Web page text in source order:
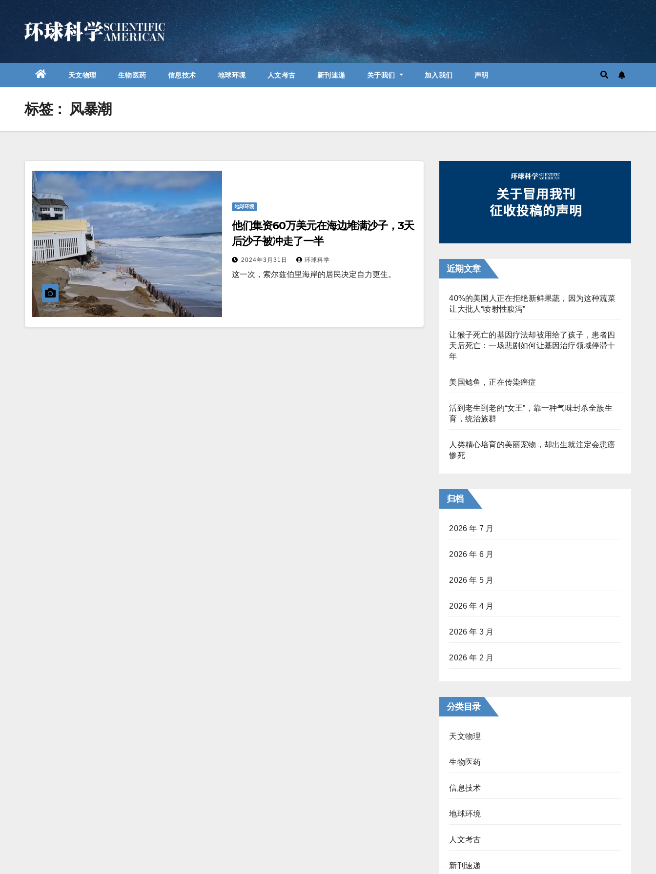
天文物理 生物医药 信息技术 地球环境 人文考古 新刊速递 关于我们 加入我们 声明
标签： 风暴潮
地球环境
他们集资60万美元在海边堆满沙子，3天
后沙子被冲走了一半
2024年3月31日 环球科学
这一次，索尔兹伯里海岸的居民决定自力更生。
近期文章
40%的美国人正在拒绝新鲜果蔬，因为这种蔬菜
让大批人“喷射性腹泻”
让猴子死亡的基因疗法却被用给了孩子，患者四
天后死亡：一场悲剧如何让基因治疗领域停滞十
年
美国鲶鱼，正在传染癌症
活到老生到老的“女王”，靠一种气味封杀全族生
育，统治族群
人类精心培育的美丽宠物，却出生就注定会患癌
惨死
归档
2026 年 7 月
2026 年 6 月
2026 年 5 月
2026 年 4 月
2026 年 3 月
2026 年 2 月
分类目录
天文物理
生物医药
信息技术
地球环境
人文考古
新刊速递